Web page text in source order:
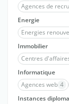
Agences de
Energie
Energies
Immobilier
Centres
Informatique
Agences web 4
Instances